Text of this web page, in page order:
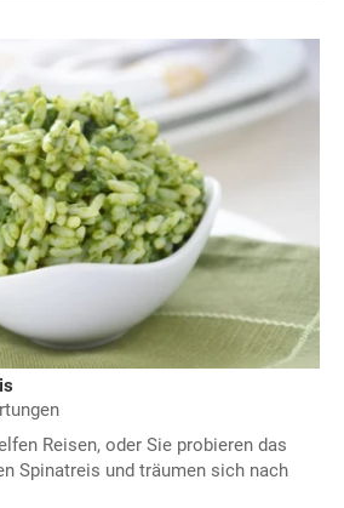
Reisen, oder Sie probieren das
Spinatreis und träumen sich nach